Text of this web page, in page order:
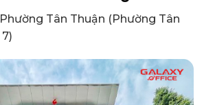
Tân Thuận (Phường Tân